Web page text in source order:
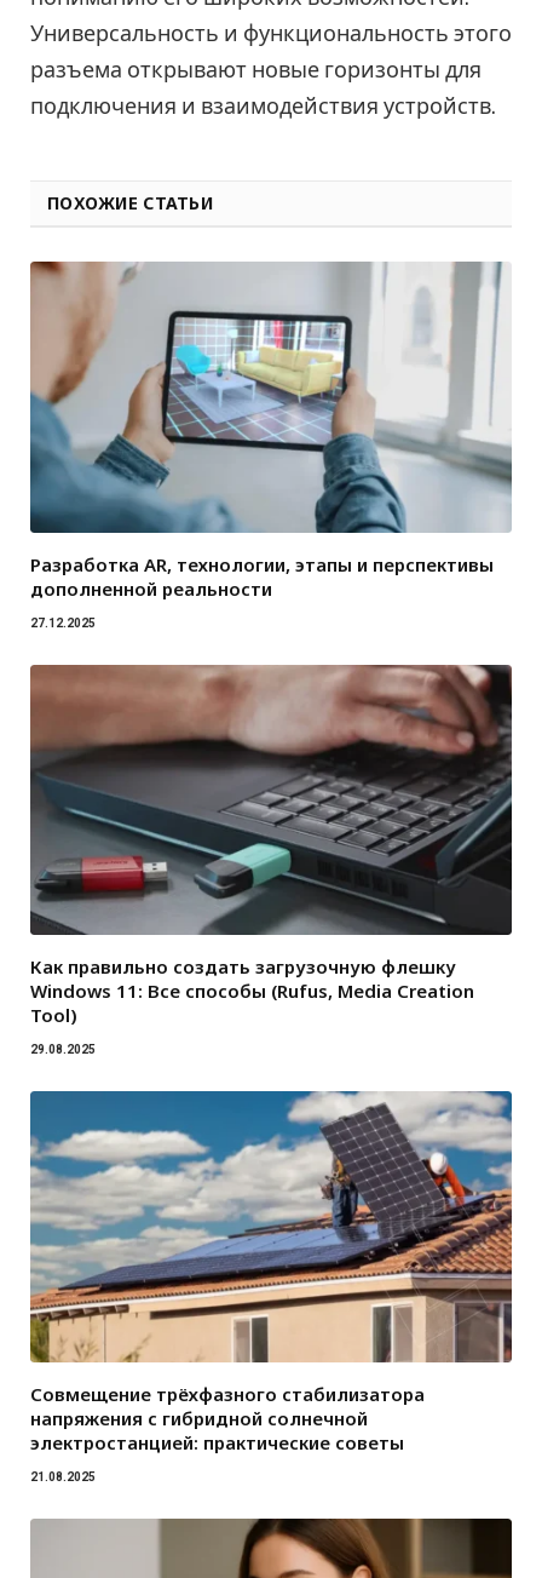
Универсальность и функциональность этого
разъема открывают новые горизонты для
подключения и взаимодействия устройств.
ПОХОЖИЕ СТАТЬИ
Разработка AR, технологии, этапы и перспективы
дополненной реальности
27.12.2025
Как правильно создать загрузочную флешку
Windows 11: Все способы (Rufus, Media Creation
Tool)
29.08.2025
Совмещение трёхфазного стабилизатора
напряжения с гибридной солнечной
электростанцией: практические советы
21.08.2025